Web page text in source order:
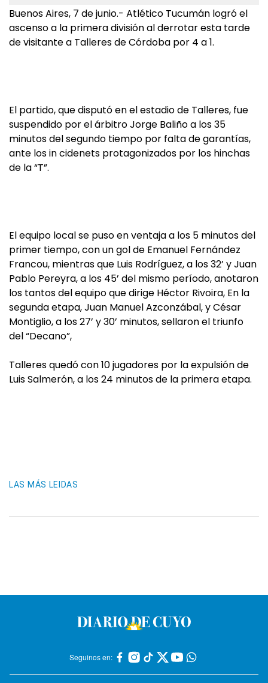
Buenos Aires, 7 de junio.- Atlético Tucumán logró el
ascenso a la primera división al derrotar esta tarde
de visitante a Talleres de Córdoba por 4 a 1.
El partido, que disputó en el estadio de Talleres, fue
suspendido por el árbitro Jorge Baliño a los 35
minutos del segundo tiempo por falta de garantías,
ante los in cidenets protagonizados por los hinchas
de la “T”.
El equipo local se puso en ventaja a los 5 minutos del
primer tiempo, con un gol de Emanuel Fernández
Francou, mientras que Luis Rodríguez, a los 32’ y Juan
Pablo Pereyra, a los 45’ del mismo período, anotaron
los tantos del equipo que dirige Héctor Rivoira, En la
segunda etapa, Juan Manuel Azconzábal, y César
Montiglio, a los 27’ y 30’ minutos, sellaron el triunfo
del “Decano”,
Talleres quedó con 10 jugadores por la expulsión de
Luis Salmerón, a los 24 minutos de la primera etapa.
LAS MÁS LEIDAS
Seguinos en: